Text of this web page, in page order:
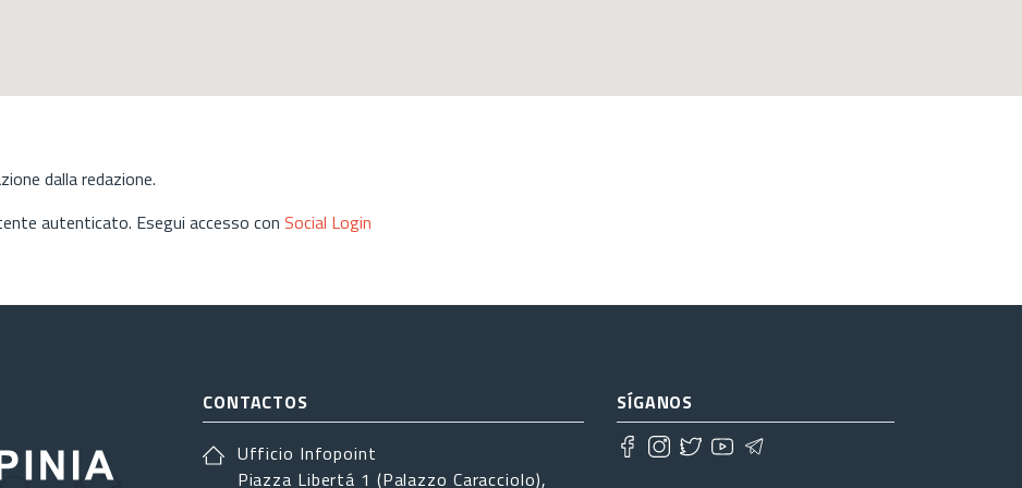
dalla redazione.
autenticato. Esegui accesso con Social Login
CONTACTOS
Ufficio Infopoint
Piazza Libertá 1 (Palazzo Caracciolo),
SÍGANOS